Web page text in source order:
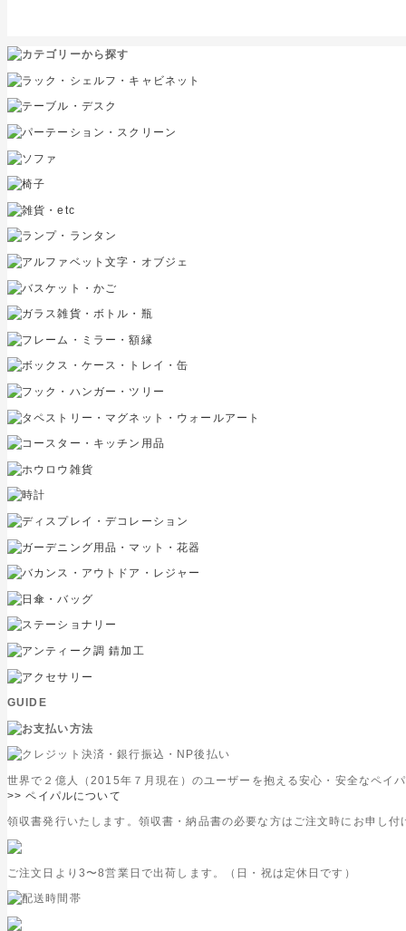
GUIDE
世界で２億人（2015年７月現在）のユーザーを抱える安心・安全なペイ
>> ペイパルについて
領収書発行いたします。領収書・納品書の必要な方はご注文時にお申し
ご注文日より3〜8営業日で出荷します。（日・祝は定休日です）